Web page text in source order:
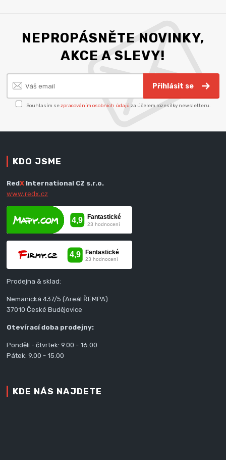
NEPROPÁSNĚTE NOVINKY,
AKCE A SLEVY!
Přihlásit se
Souhlasím sezpracováním osobních údajů za účelem rozesílky newsletteru.
KDO JSME
RedX International CZ s.r.o.
www.redx.cz
Prodejna & sklad:
Nemanická 437/5 (Areál ŘEMPA)
37010 České Budějovice
Otevírací doba prodejny:
Pondělí - čtvrtek: 9.00 - 16.00
Pátek: 9.00 - 15.00
KDE NÁS NAJDETE